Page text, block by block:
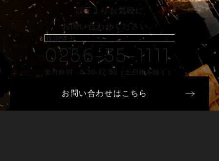
以下よりお気軽に
お問い合わせください。
新潟本社
0256-35-1111
受付時間 8:30-17:30（土日祝を除く）
お問い合わせはこちら